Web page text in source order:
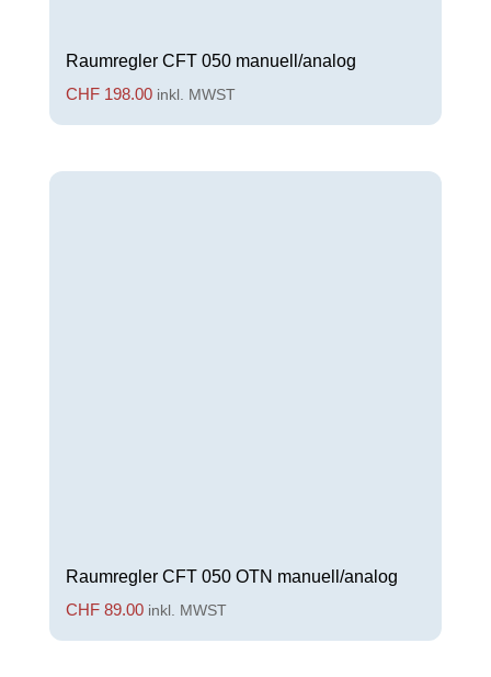
Raumregler CFT 050 manuell/analog
CHF 198.00 inkl. MWST
Raumregler CFT 050 OTN manuell/analog
CHF 89.00 inkl. MWST